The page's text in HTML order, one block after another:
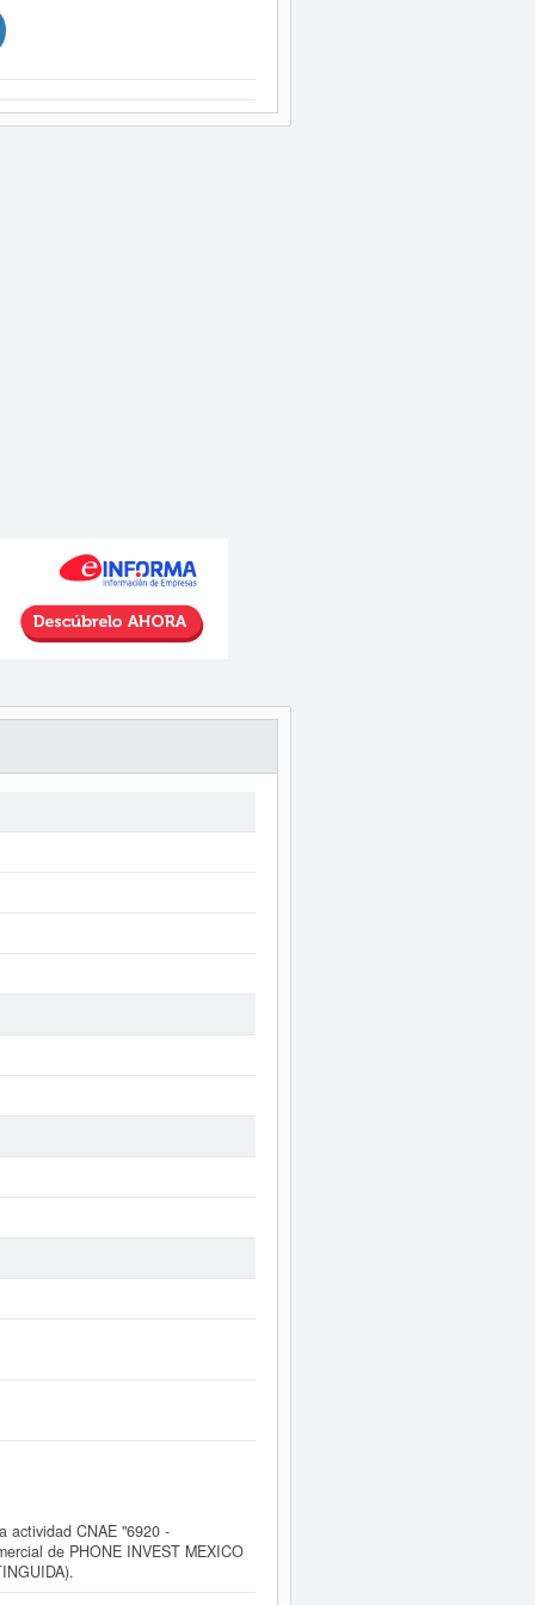
actividad CNAE "6920 -
de PHONE INVEST MEXICO